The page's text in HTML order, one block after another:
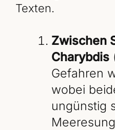
Texten.
Zwischen
Charybdis
Gefahren
wobei
ungünstig